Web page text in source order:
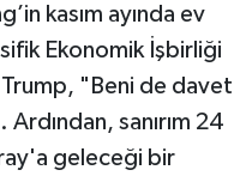
kasım ayında ev
Ekonomik İşbirliği
Trump, "Beni de davet
sanırım 24
geleceği bir